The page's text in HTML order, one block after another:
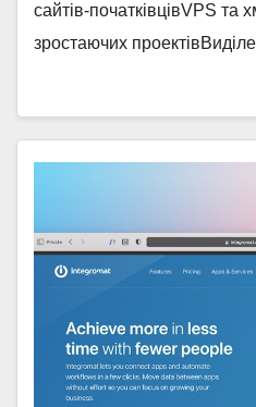
сайтів-початківцівVPS та
зростаючих